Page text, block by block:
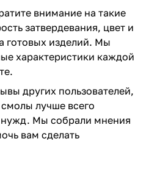
внимание на такие
затвердевания, цвет и
готовых изделий. Мы
характеристики каждой
других пользователей,
лучше всего
нужд. Мы собрали мнения
вам сделать